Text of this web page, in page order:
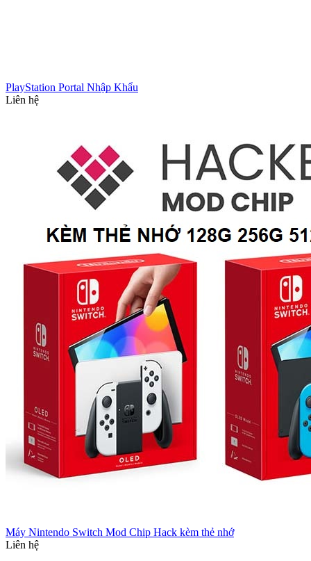
PlayStation Portal Nhập Khẩu
Liên hệ
Máy Nintendo Switch Mod Chip Hack kèm thẻ nhớ
Liên hệ